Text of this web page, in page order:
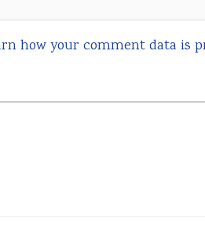
how your comment data is